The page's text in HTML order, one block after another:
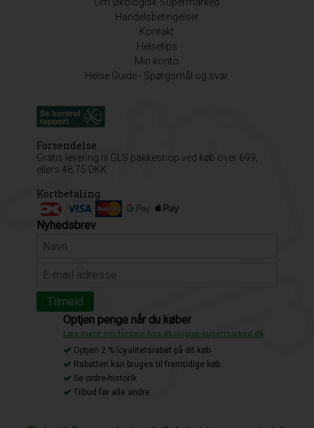
Handelsbetingelser
Kontakt
Helsetips
Min konto
Helse Guide - Spørgsmål og svar
Forsendelse
Gratis levering til GLS pakkeshop ved køb over 699,
ellers 48,75 DKK
Kortbetaling
Nyhedsbrev
Optjen penge når du køber
Læs mere om fordele hos økologisk-supermarked.dk
Optjen 2 % loyalitetsrabat på dit køb
Rabatten kan bruges til fremtidige køb
Se ordre-historik
Tilbud før alle andre